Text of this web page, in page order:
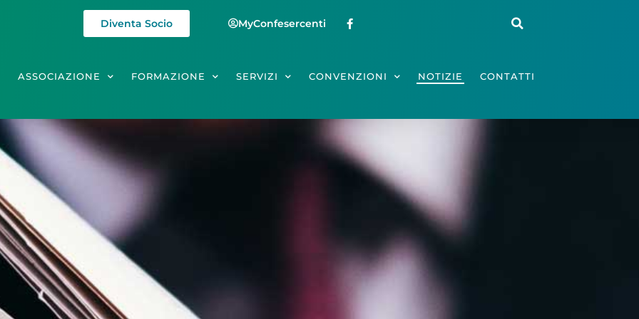
Diventa Socio MyConfesercenti
ASSOCIAZIONE FORMAZIONE SERVIZI CONVENZIONI NOTIZIE CONTATTI